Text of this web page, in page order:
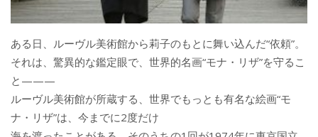
ある日、ルーヴル美術館から莉子のもとに舞い込んだ“依頼”。
それは、驚異的な鑑定眼で、世界的名画“モナ・リザ”を守るこ
と———
ルーヴル美術館が所蔵する、世界でもっとも有名な絵画“モ
ナ・リザ”は、今までに2度だけ